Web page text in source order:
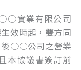
實業有限公司
效時起，雙方同
後○○公司之營業
本協議書簽訂前